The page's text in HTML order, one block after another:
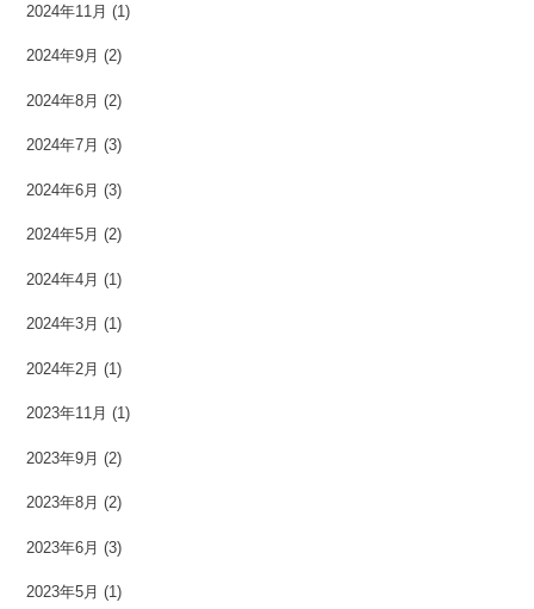
2024年11月 (1)
2024年9月 (2)
2024年8月 (2)
2024年7月 (3)
2024年6月 (3)
2024年5月 (2)
2024年4月 (1)
2024年3月 (1)
2024年2月 (1)
2023年11月 (1)
2023年9月 (2)
2023年8月 (2)
2023年6月 (3)
2023年5月 (1)